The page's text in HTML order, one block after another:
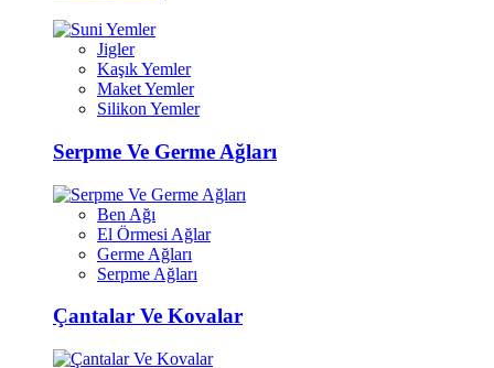
Jigler
Kaşık Yemler
Maket Yemler
Silikon Yemler
Serpme Ve Germe Ağları
Ben Ağı
El Örmesi Ağlar
Germe Ağları
Serpme Ağları
Çantalar Ve Kovalar